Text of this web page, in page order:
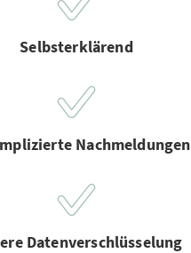
Selbsterklärend
Nachmeldungen
Datenverschlüsselung